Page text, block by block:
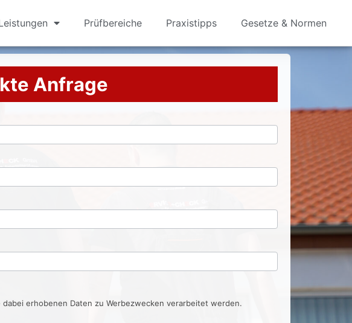
Prüfbereiche Praxistipps Gesetze & Normen
Anfrage
erhobenen Daten zu Werbezwecken verarbeitet werden.